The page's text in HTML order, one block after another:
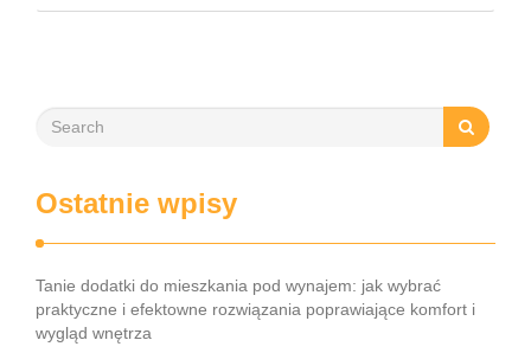
przytłaczania. Wybierając akcenty, warto kierować się
Ostatnie wpisy
Tanie dodatki do mieszkania pod wynajem: jak wybrać
praktyczne i efektowne rozwiązania poprawiające komfort i
wygląd wnętrza